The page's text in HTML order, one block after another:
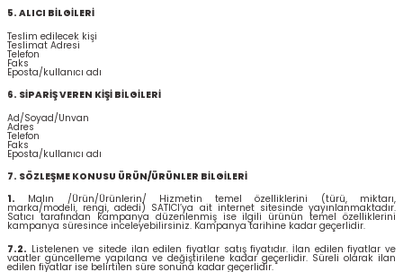
5. ALICI BİLGİLERİ
Teslim edilecek kişi
Teslimat Adresi
Telefon
Faks
Eposta/kullanıcı adı
6. SİPARİŞ VEREN KİŞİ BİLGİLERİ
Ad/Soyad/Unvan
Adres
Telefon
Faks
Eposta/kullanıcı adı
7. SÖZLEŞME KONUSU ÜRÜN/ÜRÜNLER BİLGİLERİ
1. Malın /Ürün/Ürünlerin/ Hizmetin temel özelliklerini (türü, miktarı,
marka/modeli, rengi, adedi) SATICI’ya ait internet sitesinde yayınlanmaktadır.
Satıcı tarafından kampanya düzenlenmiş ise ilgili ürünün temel özelliklerini
kampanya süresince inceleyebilirsiniz. Kampanya tarihine kadar geçerlidir.
7.2. Listelenen ve sitede ilan edilen fiyatlar satış fiyatıdır. İlan edilen fiyatlar ve
vaatler güncelleme yapılana ve değiştirilene kadar geçerlidir. Süreli olarak ilan
edilen fiyatlar ise belirtilen süre sonuna kadar geçerlidir.